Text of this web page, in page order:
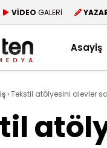
VİDEO GALERİ
Asayiş
›Tekstil atölyesini alevler